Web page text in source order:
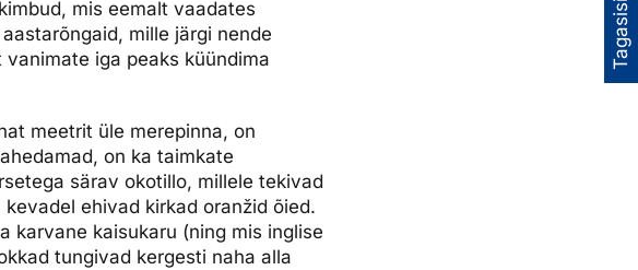
Tagasiside
mis eemalt vaadates
mille järgi nende
iga peaks küündima
meetrit üle merepinna, on
on ka taimkate
särav okotillo, millele tekivad
ehivad kirkad oranžid õied.
karvane kaisukaru (ning mis inglise
tungivad kergesti naha alla